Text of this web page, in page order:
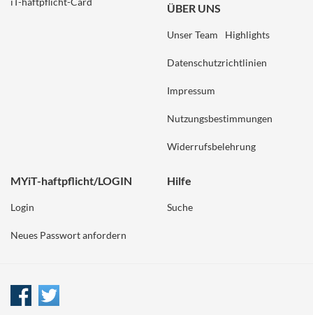
ÜBER UNS
Unser Team Highlights
Datenschutzrichtlinien
Impressum
Nutzungsbestimmungen
Widerrufsbelehrung
MYiT-haftpflicht/LOGIN
Login
Neues Passwort anfordern
Hilfe
Suche